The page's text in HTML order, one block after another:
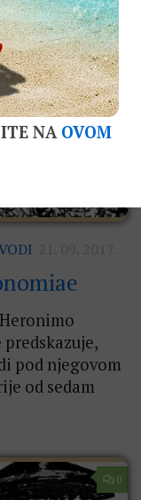
0
pod njegovom
od sedam
0
NA OVOM